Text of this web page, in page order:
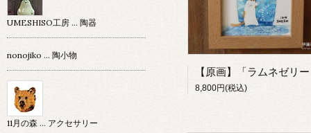
8,800円(税込)
UMESHISO工房 … 陶器
nonojiko ... 陶小物
11月の森 … アクセサリー